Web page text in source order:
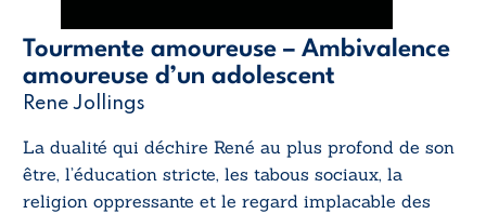
Tourmente amoureuse – Ambivalence
amoureuse d’un adolescent
Rene Jollings
La dualité qui déchire René au plus profond de son
être, l’éducation stricte, les tabous sociaux, la
religion oppressante et le regard implacable des